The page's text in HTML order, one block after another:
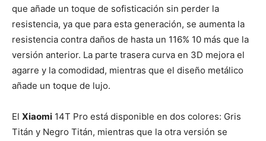
que añade un toque de sofisticación sin perder la
resistencia, ya que para esta generación, se aumenta la
resistencia contra daños de hasta un 116% 10 más que la
versión anterior. La parte trasera curva en 3D mejora el
agarre y la comodidad, mientras que el diseño metálico
añade un toque de lujo.
El Xiaomi 14T Pro está disponible en dos colores: Gris
Titán y Negro Titán, mientras que la otra versión se